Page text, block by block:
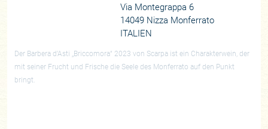
Via Montegrappa 6
14049 Nizza Monferrato
ITALIEN
Der Barbera d’Asti „Briccomora“ 2023 von Scarpa ist ein Charakterwein, der
mit seiner Frucht und Frische die Seele des Monferrato auf den Punkt
bringt.